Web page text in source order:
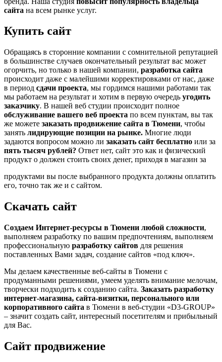
сайта на всем рынке услуг.
Купить сайт
Обращаясь в сторонние компании с сомнительной репутацией
в большинстве случаев окончательный результат вас может
огорчить, но только в нашей компании, разработка сайта
происходит даже с малейшими корректировками от нас, даже
в период сдачи проекта, мы гордимся нашими работами так
мы работаем на результат и хотим в первую очередь угодить
заказчику. В нашей веб студии происходит полное
обслуживание вашего веб проекта по всем пунктам, вы так
же можете заказать продвижение сайта в Тюмени, чтобы
занять лидирующие позиции на рынке. Многие люди
задаются вопросом можно ли заказать сайт бесплатно или за
пять тысяч рублей? Ответ нет, сайт это как и физический
продукт о должен стоить своих денег, приходя в магазин за
продуктами вы после выбранного продукта должны оплатить
его, точно так же и с сайтом.
Скачать сайт
Создаем Интернет-ресурсы в Тюмени любой сложности,
выполняем разработку по вашим предпочтениям, выполняем
профессиональную разработку сайтов для решения
поставленных Вами задач, создание сайтов «под ключ».
Мы делаем качественные веб-сайты в Тюмени с
продуманными решениями, умеем уделять внимание мелочам,
творчески подходить к созданию сайта. Заказать разработку
интернет-магазина, сайта-визитки, персонального или
корпоративного сайта в Тюмени в веб-студии «D3-GROUP»
– значит создать сайт, интересный посетителям и прибыльный
для Вас.
Сайт продвижение